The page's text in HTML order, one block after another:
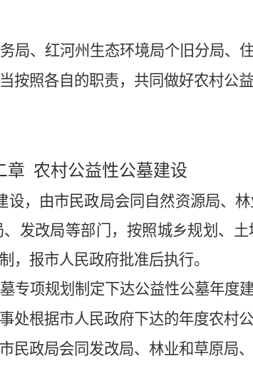
局、 红河州生态环境局个旧分局、
按照各自的职责，共同做好农村公
章 农村公益性公墓建设
设，由市民政局会同 自然资源局、林
、 发改局等部门，按照城乡规划、
，报市人民政府批准后执行。
专项规划制定下达公益性公墓年度
处根据市人民政府下达的年度农村
民政局会同发改局、 林业和草原局、